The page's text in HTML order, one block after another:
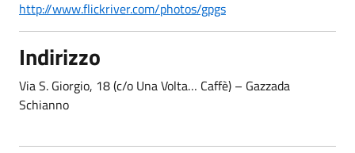
http://www.flickriver.com/photos/gpgs
Indirizzo
Via S. Giorgio, 18 (c/o Una Volta… Caffè) – Gazzada
Schianno